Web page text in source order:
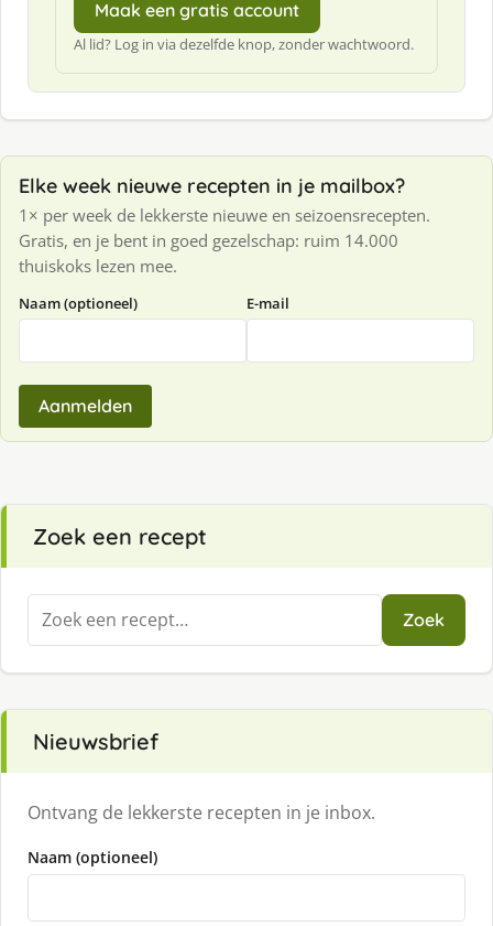
Maak een gratis account
Al lid? Log in via dezelfde knop, zonder wachtwoord.
Elke week nieuwe recepten in je mailbox?
1× per week de lekkerste nieuwe en seizoensrecepten.
Gratis, en je bent in goed gezelschap: ruim 14.000
thuiskoks lezen mee.
Naam (optioneel) E-mail
Aanmelden
Zoek een recept
Zoeken
naar:
Zoek
Nieuwsbrief
Ontvang de lekkerste recepten in je inbox.
Naam (optioneel)